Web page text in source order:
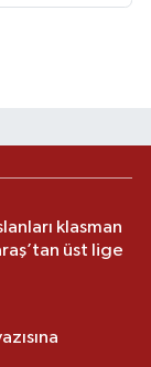
klasman
üst lige